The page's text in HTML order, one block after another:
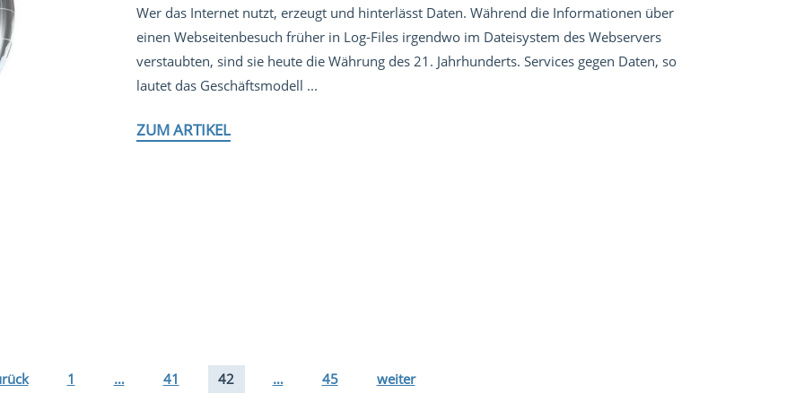
Wer das Internet nutzt, erzeugt und hinterlässt Daten. Während die Informationen über
einen Webseitenbesuch früher in Log-Files irgendwo im Dateisystem des Webservers
verstaubten, sind sie heute die Währung des 21. Jahrhunderts. Services gegen Daten, so
lautet das Geschäftsmodell ...
ZUM ARTIKEL
1 … 41 42 … 45 weiter